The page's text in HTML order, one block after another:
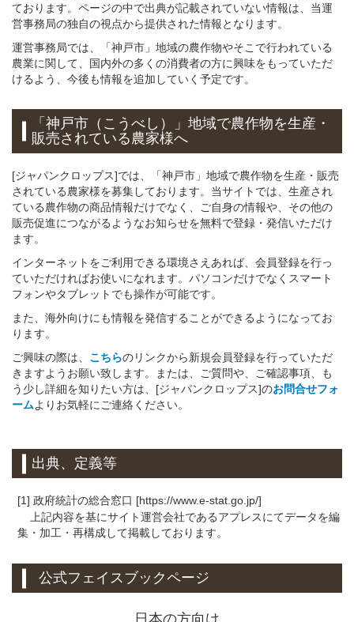
ております。ページの中で出典が記載されていない情報は、当運
営事務局の独自の視点から提供された情報となります。
運営事務局では、「神戸市」地域の農作物やそこで行われている
農業に関して、国内外の多くの消費者の方に興味をもっていただ
けるよう、今後も情報を追加していく予定です。
「神戸市（こうべし）」地域で農作物を生産・
販売されている農家様へ
[ジャパンクロップス]では、「神戸市」地域で農作物を生産・販売
されている農家様を募集しております。当サイトでは、生産され
ている農作物の商品情報だけでなく、ご自身の情報や、その他の
販売促進につながるようなお知らせを無料で登録・発信いただけ
ます。
インターネットをご利用できる環境さえあれば、会員登録を行っ
ていただければお使いになれます。パソコンだけでなくスマート
フォンやタブレットでも操作が可能です。
また、海外向けにも情報を発信することができるようになってお
ります。
ご興味の際は、 こちらのリンクから新規会員登録を行っていただ
きますようお願い致します。または、ご質問や、ご確認事項、も
う少し詳細を知りたい方は、[ジャパンクロップス]のお問合せフォ
ームよりお気軽にご連絡ください。
出典、定義等
[1] 政府統計の総合窓口 [https://www.e-stat.go.jp/]
上記内容を基にサイト運営会社であるアプレスにてデータを編
集・加工・再構成して掲載しております。
公式フェイスブックページ
日本の方向け